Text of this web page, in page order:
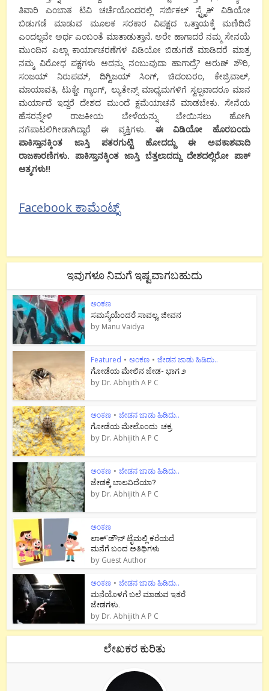
ತಿವಾರಿ ಎಂಬಾತ ಟಿವಿ ಚರ್ಚೆಯೊಂದರಲ್ಲಿ ಸರ್ಜಿಕಲ್ ಸ್ಟ್ರೈಕ್ ವಿಡಿಯೋ
ಬಿಡುಗಡೆ ಮಾಡುವ ಮೂಲಕ ಸರಕಾರ ವಿಪಕ್ಷದ ಒತ್ತಾಯಕ್ಕೆ ಮಣಿದಿದೆ
ಎಂದಲ್ಲವೇ ಅರ್ಥ ಎಂಬಂತೆ ಮಾತಾಡುತ್ತಾನೆ. ಅರೇ ಹಾಗಾದರೆ ನಮ್ಮ ಸೇನಯೆ
ಮುಂದಿನ ಎಲ್ಲಾ ಕಾರ್ಯಾಚರಣೆಗಳ ವಿಡಿಯೋ ಬಿಡುಗಡೆ ಮಾಡಿದರೆ ಮಾತ್ರ
ನಮ್ಮ ವಿರೋಧ ಪಕ್ಷಗಳು ಅದನ್ನು ನಂಬುವುದಾ ಹಾಗಾದ್ರೆ? ಅರುಣ್ ಶೌರಿ,
ಸಂಜಯ್ ನಿರುಪಮ್, ದಿಗ್ವಿಜಯ್ ಸಿಂಗ್, ಚಿದಂಬರಂ, ಕೇಜ್ರಿವಾಲ್,
ಮಾಯಾವತಿ, ಟುಕ್ಡೇ ಗ್ಯಾಂಗ್, ಲ್ಯುತೇನ್ಸ್ ಮಾಧ್ಯಮಗಳಿಗೆ ಸ್ವಲ್ಪವಾದರೂ ಮಾನ
ಮರ್ಯಾದೆ ಇದ್ದರೆ ದೇಶದ ಮುಂದೆ ಕ್ಷಮೆಯಾಚನೆ ಮಾಡಬೇಕು. ಸೇನೆಯ
ಹೆಸರನ್ನೇಳಿ ರಾಜಕೀಯ ಬೇಳೆಯನ್ನು ಬೇಯಿಸಲು ಹೋಗಿ
ನಗೆಪಾಟಲಿಗೀಡಾಗಿದ್ದಾರೆ ಈ ವ್ಯಕ್ತಿಗಳು.ಈ ವಿಡಿಯೋ ಹೊರಬಂದು
ಪಾಕಿಸ್ತಾನಕ್ಕಿಂತ ಜಾಸ್ತಿ ಪತರಗುಟ್ಟಿ ಹೋದದ್ದು ಈ ಅವಕಾಶವಾದಿ
ರಾಜಕಾರಣಿಗಳು. ಪಾಕಿಸ್ತಾನಕ್ಕಿಂತ ಜಾಸ್ತಿ ಬೆತ್ತಲಾದದ್ದು ದೇಶದಲ್ಲಿರೋ ಪಾಕ್
ಆತ್ಮಗಳು!!
Facebook ಕಾಮೆಂಟ್ಸ್
ಇವುಗಳೂ ನಿಮಗೆ ಇಷ್ಟವಾಗಬಹುದು
ಅಂಕಣ
ಸಮಸ್ಯೆಯೆಂದರೆ ಸಾವಲ್ಲ, ಜೀವನ
by Manu Vaidya
Featured • ಅಂಕಣ • ಜೇಡನ ಜಾಡು ಹಿಡಿದು..
ಗೋಡೆಯ ಮೇಲಿನ ಜೇಡ- ಭಾಗ ೨
by Dr. Abhijith A P C
ಅಂಕಣ • ಜೇಡನ ಜಾಡು ಹಿಡಿದು..
ಗೋಡೆಯ ಮೇಲೊಂದು ಚಕ್ರ
by Dr. Abhijith A P C
ಅಂಕಣ • ಜೇಡನ ಜಾಡು ಹಿಡಿದು..
ಜೇಡಕ್ಕೆ ಬಾಲವಿದೆಯಾ?
by Dr. Abhijith A P C
ಅಂಕಣ
ಲಾಕ್`ಡೌನ್ ಟೈಮಲ್ಲಿ ಕರೆಯದೆ
ಮನೆಗೆ ಬಂದ ಅತಿಥಿಗಳು
by Guest Author
ಅಂಕಣ • ಜೇಡನ ಜಾಡು ಹಿಡಿದು..
ಮನೆಯೊಳಗೆ ಬಲೆ ಮಾಡುವ ಇತರೆ
ಜೇಡಗಳು.
by Dr. Abhijith A P C
ಲೇಖಕರ ಕುರಿತು